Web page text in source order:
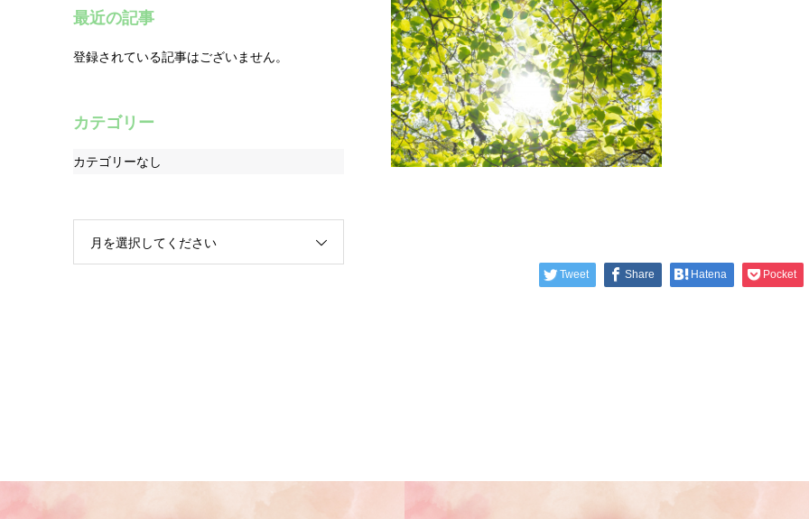
Tweet Share Hatena Pocket
最近の記事
登録されている記事はございません。
カテゴリー
カテゴリーなし
月を選択してください